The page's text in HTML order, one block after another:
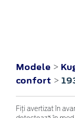
Modele >
confort >
Fiţi avertizat în